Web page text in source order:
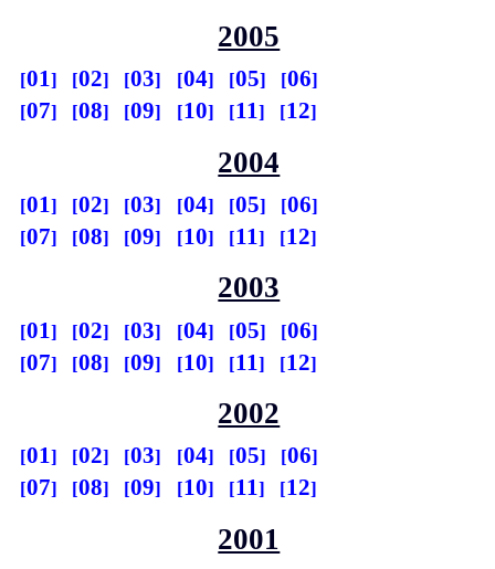
2005
01 02 03 04 05
06
07
08 09 10 11 12
2004
01 02 03 04 05
06
07
08 09 10 11 12
2003
01 02 03 04 05
06
07
08 09 10 11 12
2002
01 02 03 04 05
06
07
08 09 10 11 12
2001